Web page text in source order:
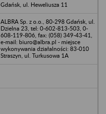
Gdańsk, ul. Heweliusza 11
ALBRA Sp. z o.o., 80-298 Gdańsk, ul.
Dzielna 23, tel: 0-602-813-503, 0-
608-119-806, fax: (058) 349-43-41,
e-mail: biuro@albra.pl - miejsce
wykonywania działalności: 83-010
Straszyn, ul. Turkusowa 1A